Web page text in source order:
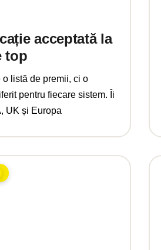
acceptată la
top
listă de premii, ci o
pentru fiecare sistem. Îi
UK și Europa